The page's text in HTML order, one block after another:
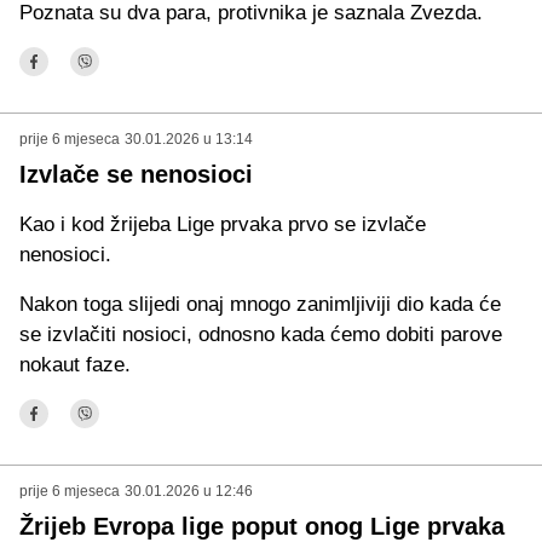
Poznata su dva para, protivnika je saznala Zvezda.
prije 6 mjeseca 30.01.2026 u 13:14
Izvlače se nenosioci
Kao i kod žrijeba Lige prvaka prvo se izvlače
nenosioci.
Nakon toga slijedi onaj mnogo zanimljiviji dio kada će
se izvlačiti nosioci, odnosno kada ćemo dobiti parove
nokaut faze.
prije 6 mjeseca 30.01.2026 u 12:46
Žrijeb Evropa lige poput onog Lige prvaka